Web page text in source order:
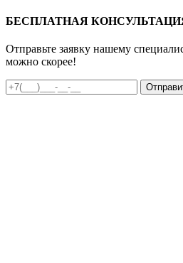
БЕСПЛАТНАЯ
Отправьте заявку нашему
можно скорее!